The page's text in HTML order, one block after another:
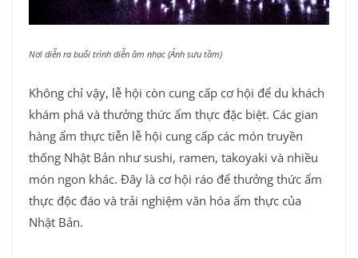
Nơi diễn ra buổi trình diễn âm nhạc (Ảnh sưu tầm)
Không chỉ vậy, lễ hội còn cung cấp cơ hội để du khách
khám phá và thưởng thức ẩm thực đặc biệt. Các gian
hàng ẩm thực tiễn lễ hội cung cấp các món truyền
thống Nhật Bản như sushi, ramen, takoyaki và nhiều
món ngon khác. Đây là cơ hội ráo để thưởng thức ẩm
thực độc đáo và trải nghiệm văn hóa ẩm thực của
Nhật Bản.